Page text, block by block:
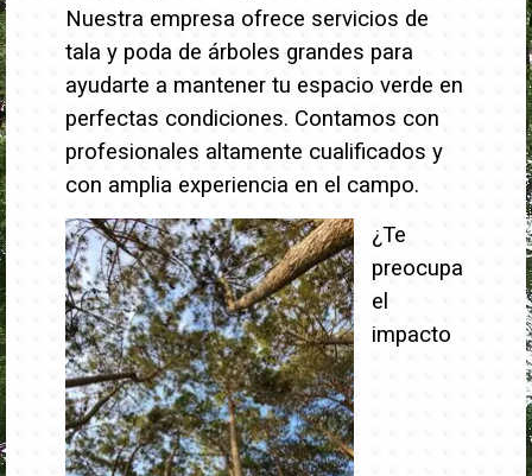
Nuestra empresa ofrece servicios de
tala y poda de árboles grandes para
ayudarte a mantener tu espacio verde en
perfectas condiciones. Contamos con
profesionales altamente cualificados y
con amplia experiencia en el campo.
¿Te
preocupa
el
impacto